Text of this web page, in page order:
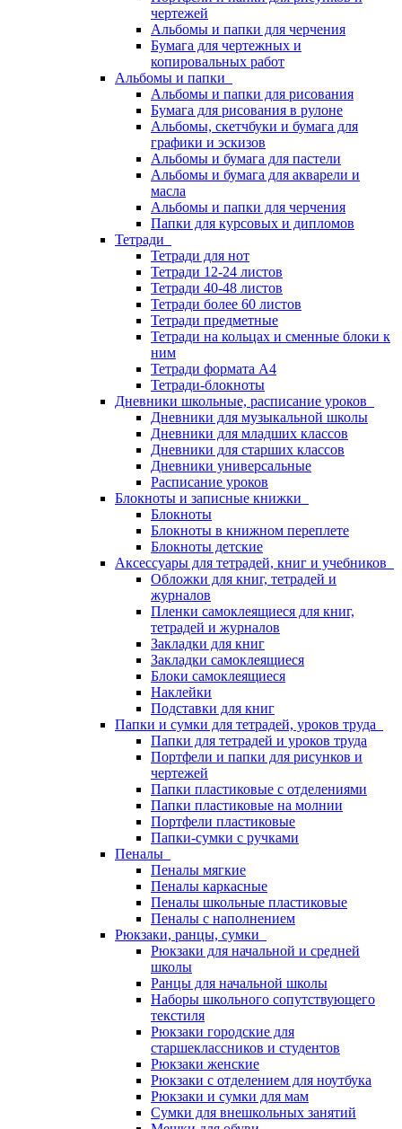
чертежей
Альбомы и папки для черчения
Бумага для чертежных и
копировальных работ
Альбомы и папки
Альбомы и папки для рисования
Бумага для рисования в рулоне
Альбомы, скетчбуки и бумага для
графики и эскизов
Альбомы и бумага для пастели
Альбомы и бумага для акварели и
масла
Альбомы и папки для черчения
Папки для курсовых и дипломов
Тетради
Тетради для нот
Тетради 12-24 листов
Тетради 40-48 листов
Тетради более 60 листов
Тетради предметные
Тетради на кольцах и сменные блоки к
ним
Тетради формата А4
Тетради-блокноты
Дневники школьные, расписание уроков
Дневники для музыкальной школы
Дневники для младших классов
Дневники для старших классов
Дневники универсальные
Расписание уроков
Блокноты и записные книжки
Блокноты
Блокноты в книжном переплете
Блокноты детские
Аксессуары для тетрадей, книг и учебников
Обложки для книг, тетрадей и
журналов
Пленки самоклеящиеся для книг,
тетрадей и журналов
Закладки для книг
Закладки самоклеящиеся
Блоки самоклеящиеся
Наклейки
Подставки для книг
Папки и сумки для тетрадей, уроков труда
Папки для тетрадей и уроков труда
Портфели и папки для рисунков и
чертежей
Папки пластиковые с отделениями
Папки пластиковые на молнии
Портфели пластиковые
Папки-сумки с ручками
Пеналы
Пеналы мягкие
Пеналы каркасные
Пеналы школьные пластиковые
Пеналы с наполнением
Рюкзаки, ранцы, сумки
Рюкзаки для начальной и средней
школы
Ранцы для начальной школы
Наборы школьного сопутствующего
текстиля
Рюкзаки городские для
старшеклассников и студентов
Рюкзаки женские
Рюкзаки с отделением для ноутбука
Рюкзаки и сумки для мам
Сумки для внешкольных занятий